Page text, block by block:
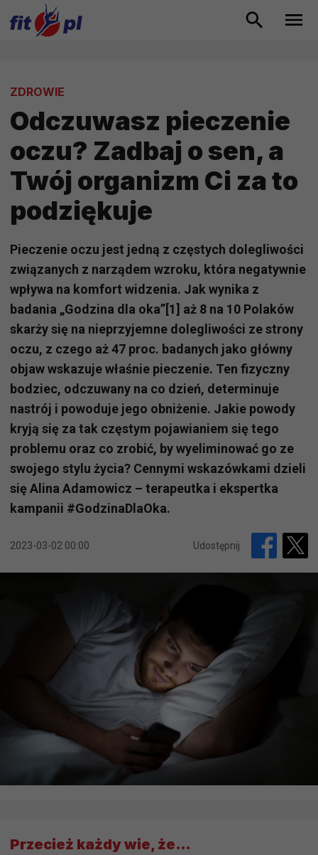
ZDROWIE
Odczuwasz pieczenie
oczu? Zadbaj o sen, a
Twój organizm Ci za to
podziękuje
Pieczenie oczu jest jedną z częstych dolegliwości
związanych z narządem wzroku, która negatywnie
wpływa na komfort widzenia. Jak wynika z
badania „Godzina dla oka”[1] aż 8 na 10 Polaków
skarży się na nieprzyjemne dolegliwości ze strony
oczu, z czego aż 47 proc. badanych jako główny
objaw wskazuje właśnie pieczenie. Ten fizyczny
bodziec, odczuwany na co dzień, determinuje
nastrój i powoduje jego obniżenie. Jakie powody
kryją się za tak częstym pojawianiem się tego
problemu oraz co zrobić, by wyeliminować go ze
swojego stylu życia? Cennymi wskazówkami dzieli
się Alina Adamowicz – terapeutka i ekspertka
kampanii #GodzinaDlaOka.
2023-03-02 00:00 Udostępnij
Przecież każdy wie, że…